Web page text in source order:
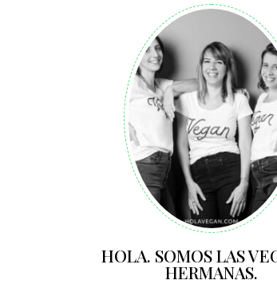
HOLA. SOMOS LAS
HERMANAS.